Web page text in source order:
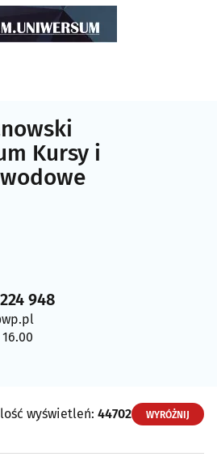
Kursy i
948
wyświetleń: 44702 WYRÓŻNIJ